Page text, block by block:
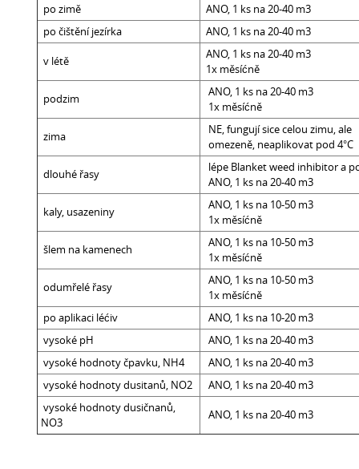
po zimě
ANO, 1 ks na 20-40 m3
po čištění jezírka
ANO, 1 ks na 20-40 m3
v létě
ANO, 1 ks na 20-40 m3
1x měsíćně
podzim
ANO, 1 ks na 20-40 m3
1x měsíćně
zima
NE, fungují sice celou zimu, ale
omezeně, neaplikovat pod 4°C
dlouhé řasy
lépe Blanket weed inhibitor a
ANO, 1 ks na 20-40 m3
kaly, usazeniny
ANO, 1 ks na 10-50 m3
1x měsíćně
šlem na kamenech
ANO, 1 ks na 10-50 m3
1x měsíćně
odumřelé řasy
ANO, 1 ks na 10-50 m3
1x měsíćně
po aplikaci léćiv
ANO, 1 ks na 10-20 m3
vysoké pH
ANO, 1 ks na 20-40 m3
vysoké hodnoty čpavku, NH4
ANO, 1 ks na 20-40 m3
vysoké hodnoty dusitanů, NO2
ANO, 1 ks na 20-40 m3
vysoké hodnoty dusičnanů,
NO3
ANO, 1 ks na 20-40 m3